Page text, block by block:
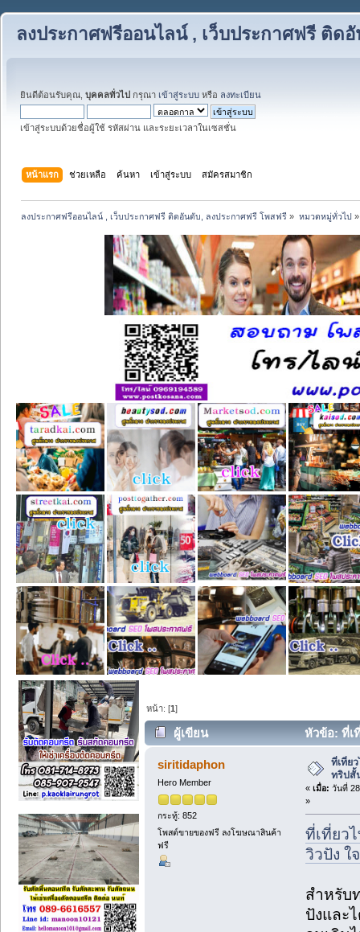
ลงประกาศฟรีออนไลน์ , เว็บประกาศฟรี ติด
ยินดีต้อนรับคุณ, บุคคลทั่วไป กรุณา เข้าสู่ระบบ หรือ ลงทะเบียน
เข้าสู่ระบบด้วยชื่อผู้ใช้ รหัสผ่าน และระยะเวลาในเซสชั่น
หน้าแรก ช่วยเหลือ ค้นหา เข้าสู่ระบบ สมัครสมาชิก
ลงประกาศฟรีออนไลน์ , เว็บประกาศฟรี ติดอันดับ, ลงประกาศฟรี โพสฟรี » หมวดหมู่ทั่วไป»
หน้า: [1]
ผู้เขียน
หัวข้อ: ที่เ
ฟูไม่ไหว! (อ่าน 77 ครั้ง)
siritidaphon
Hero Member
กระทู้: 852
โพสต์ขายของฟรี ลงโฆษณาสินค้า
ฟรี
ที่เที่ย
ทริปสั้
« เมื่อ: วันที่
»
ที่เที่ยว
วิวปัง ใ
สำหรับ
ปังและ